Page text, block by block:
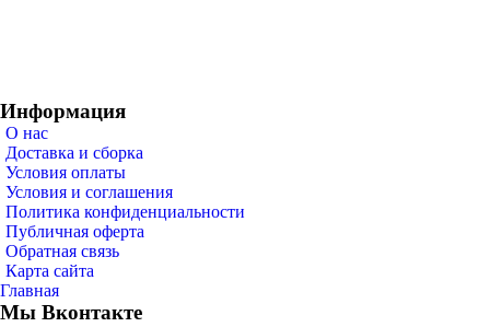
Информация
О нас
Доставка и сборка
Условия оплаты
Условия и соглашения
Политика конфиденциальности
Публичная оферта
Обратная связь
Карта сайта
Главная
Мы Вконтакте